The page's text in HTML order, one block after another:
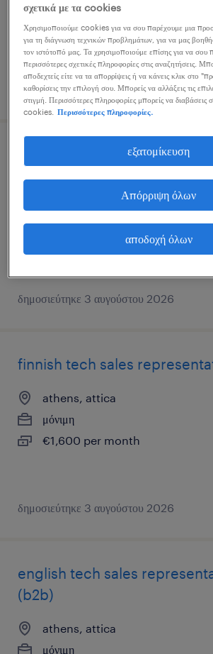
μόνιμη
δημοσιεύτηκε 3 αυγούστου 2026
swedish-speaking partner
manager
athens, attica
δημοσιεύτηκε 3 αυγούστου 2026
finnish tech sales
athens, attica
μόνιμη
€1,600 per month
δημοσιεύτηκε 3 αυγούστου 2026
english tech sales
(b2b)
athens, attica
μόνιμη
σχετικά με τα cookies
Χρησιμοποιούμε cookies για να σου παρέχουμε μια
για τη διάγνωση τεχνικών προβλημάτων, για να μας
τον ιστότοπό μας. Τα χρησιμοποιούμε επίσης για να σου
περισσότερες σχετικές πληροφορίες στις αναζητήσεις.
αποδεχτείς είτε να τα απορρίψεις ή να κάνεις κλικ στο
καθορίσεις την επιλογή σου. Μπορείς να αλλάξεις τις
στιγμή. Περισσότερες πληροφορίες μπορείς να διαβάσεις
cookies.
Περισσότερες πληροφορίες.
εξατομίκευση
Απόρριψη όλων
αποδοχή όλων